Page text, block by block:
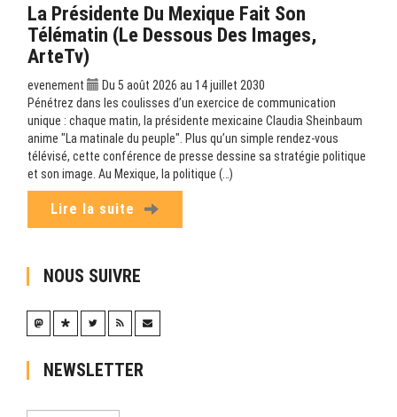
La Présidente Du Mexique Fait Son
Télématin (Le Dessous Des Images,
ArteTv)
evenement
Du 5 août 2026 au 14 juillet 2030
Pénétrez dans les coulisses d’un exercice de communication
unique : chaque matin, la présidente mexicaine Claudia Sheinbaum
anime "La matinale du peuple". Plus qu’un simple rendez-vous
télévisé, cette conférence de presse dessine sa stratégie politique
et son image. Au Mexique, la politique (…)
Lire la suite
NOUS SUIVRE
NEWSLETTER